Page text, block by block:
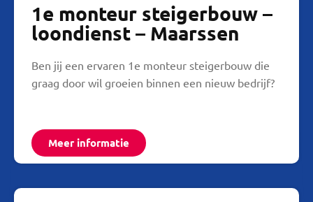
1e monteur steigerbouw –
loondienst – Maarssen
Ben jij een ervaren 1e monteur steigerbouw die
graag door wil groeien binnen een nieuw bedrijf?
Meer informatie